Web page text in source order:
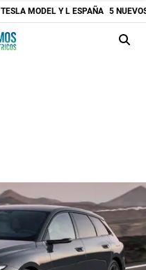
TESLA MODEL Y L ESPAÑA 5